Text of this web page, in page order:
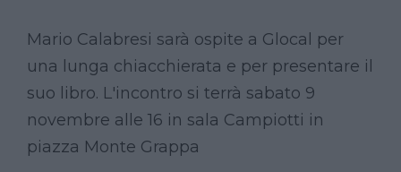
Mario Calabresi sarà ospite a Glocal per
una lunga chiacchierata e per presentare il
suo libro. L'incontro si terrà sabato 9
novembre alle 16 in sala Campiotti in
piazza Monte Grappa